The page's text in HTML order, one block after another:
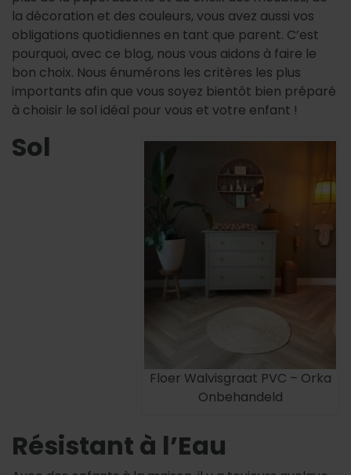
la décoration et des couleurs, vous avez aussi vos
obligations quotidiennes en tant que parent. C’est
pourquoi, avec ce blog, nous vous aidons à faire le
bon choix. Nous énumérons les critères les plus
importants afin que vous soyez bientôt bien préparé
à choisir le sol idéal pour vous et votre enfant !
Floer Walvisgraat PVC – Orka
Onbehandeld
Sol
Résistant à l’Eau